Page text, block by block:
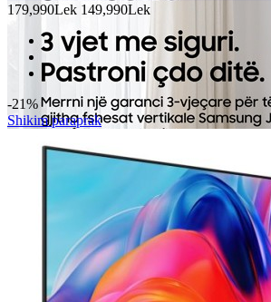
179,990Lek 149,990Lek
-21%
Shikim paraprak